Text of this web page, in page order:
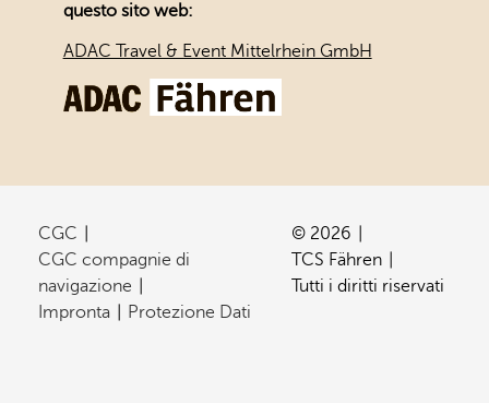
questo sito web:
ADAC Travel & Event Mittelrhein GmbH
CGC
CGC compagnie di
navigazione
Impronta
Protezione Dati
© 2026
TCS Fähren
Tutti i diritti riservati